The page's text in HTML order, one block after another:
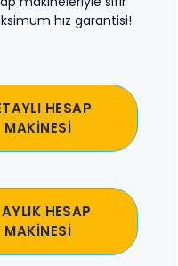
hız garantisi!
HESAP
MAKİNESİ
HESAP
MAKİNESİ